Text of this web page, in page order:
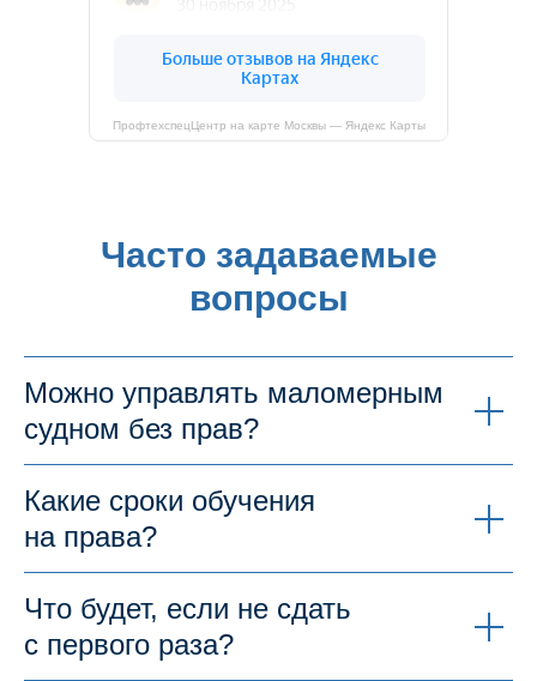
ПрофтехспецЦентр на карте Москвы — Яндекс Карты
Часто задаваемые
вопросы
Можно управлять маломерным
судном без прав?
Какие сроки обучения
на права?
Что будет, если не сдать
с первого раза?